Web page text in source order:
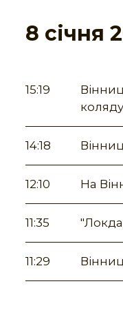
8 січня
15:19
14:18
12:10 На
11:35
11:29